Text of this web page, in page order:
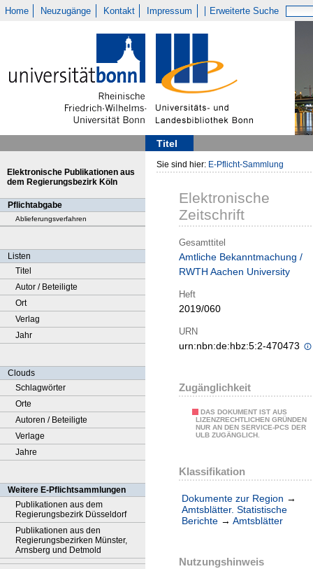
Home Neuzugänge Kontakt Impressum Erweiterte Suche
Titel
Elektronische Publikationen aus
dem Regierungsbezirk Köln
Pflichtabgabe
Ablieferungsverfahren
Listen
Titel
Autor / Beteiligte
Ort
Verlag
Jahr
Clouds
Schlagwörter
Orte
Autoren / Beteiligte
Verlage
Jahre
Weitere E-Pflichtsammlungen
Publikationen aus dem
Regierungsbezirk Düsseldorf
Publikationen aus den
Regierungsbezirken Münster,
Arnsberg und Detmold
Sie sind hier: E-Pflicht-Sammlung
Elektronische
Zeitschrift
Gesamttitel
Amtliche Bekanntmachung /
RWTH Aachen University
Heft
2019/060
URN
urn:nbn:de:hbz:5:2-470473
Zugänglichkeit
DAS DOKUMENT IST AUS
LIZENZRECHTLICHEN GRÜNDEN
NUR AN DEN SERVICE-PCS DER
ULB ZUGÄNGLICH.
Klassifikation
Dokumente zur Region →
Amtsblätter. Statistische
Berichte → Amtsblätter
Nutzungshinweis